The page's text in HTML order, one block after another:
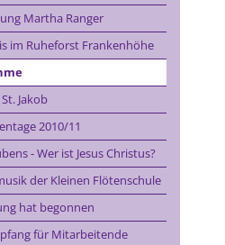
Martha Ranger
im Ruheforst Frankenhöhe
Jakob
2010/11
- Wer ist Jesus Christus?
der Kleinen Flötenschule
hat begonnen
für Mitarbeitende